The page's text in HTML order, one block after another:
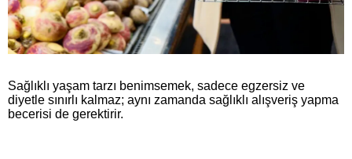
Sağlıklı yaşam tarzı benimsemek, sadece egzersiz ve
diyetle sınırlı kalmaz; aynı zamanda sağlıklı alışveriş yapma
becerisi de gerektirir.